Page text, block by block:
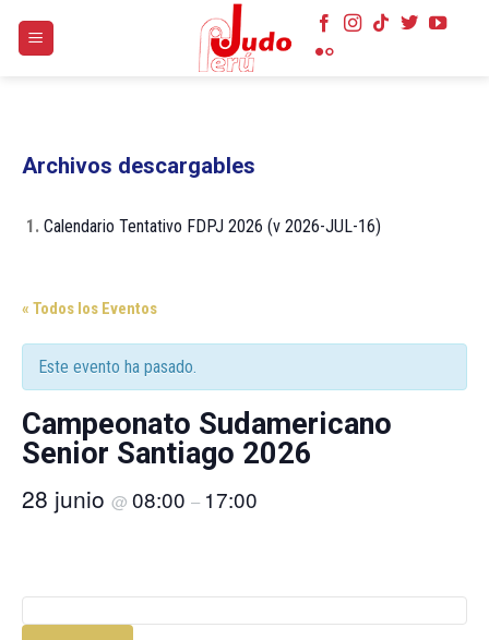
Archivos descargables
1. Calendario Tentativo FDPJ 2026 (v 2026-JUL-16)
« Todos los Eventos
Este evento ha pasado.
Campeonato Sudamericano
Senior Santiago 2026
28 junio @ 08:00 – 17:00